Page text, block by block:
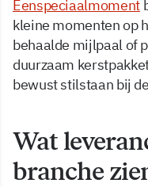
Eenspeciaalmoment
kleine momenten op
behaalde mijlpaal of
duurzaam
bewust stilstaan bij
Wat
branche